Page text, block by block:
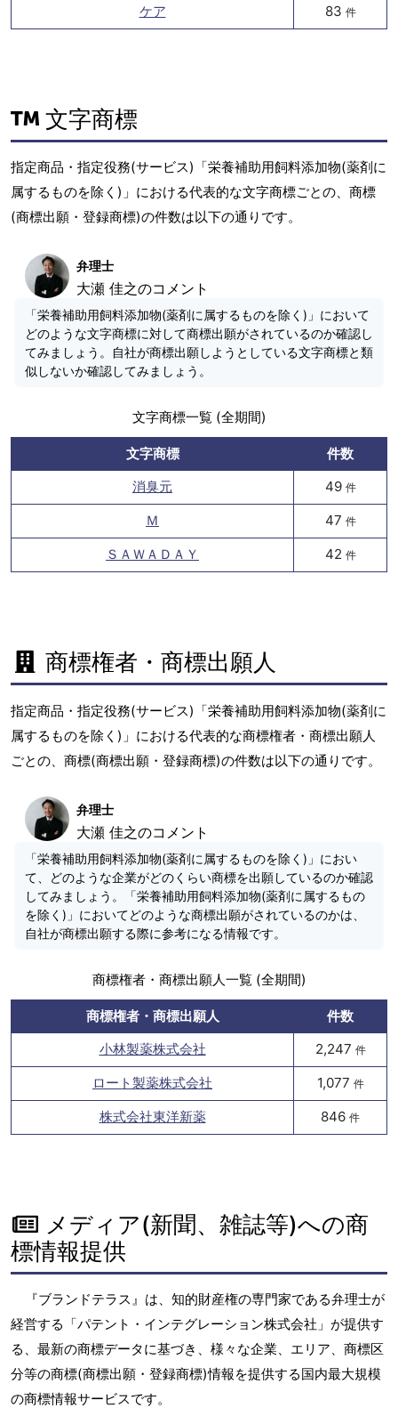
ケア 83 件
文字商標
指定商品・指定役務(サービス)「栄養補助用飼料添加物(薬剤に
属するものを除く)」における代表的な文字商標ごとの、商標
(商標出願・登録商標)の件数は以下の通りです。
弁理士
大瀬 佳之のコメント
「栄養補助用飼料添加物(薬剤に属するものを除く)」において
どのような文字商標に対して商標出願がされているのか確認し
てみましょう。自社が商標出願しようとしている文字商標と類
似しないか確認してみましょう。
文字商標一覧 (全期間)
文字商標
件数
消臭元
49 件
Ｍ 47 件
ＳＡＷＡＤＡＹ 42 件
商標権者・商標出願人
指定商品・指定役務(サービス)「栄養補助用飼料添加物(薬剤に
属するものを除く)」における代表的な商標権者・商標出願人
ごとの、商標(商標出願・登録商標)の件数は以下の通りです。
弁理士
大瀬 佳之のコメント
「栄養補助用飼料添加物(薬剤に属するものを除く)」におい
て、どのような企業がどのくらい商標を出願しているのか確認
してみましょう。「栄養補助用飼料添加物(薬剤に属するもの
を除く)」においてどのような商標出願がされているのかは、
自社が商標出願する際に参考になる情報です。
商標権者・商標出願人一覧 (全期間)
商標権者・商標出願人
件数
小林製薬株式会社
2,247 件
ロート製薬株式会社 1,077 件
株式会社東洋新薬 846 件
メディア(新聞、雑誌等)への商
標情報提供
『ブランドテラス』は、知的財産権の専門家である弁理士が
経営する「パテント・インテグレーション株式会社」が提供す
る、最新の商標データに基づき、様々な企業、エリア、商標区
分等の商標(商標出願・登録商標)情報を提供する国内最大規模
の商標情報サービスです。